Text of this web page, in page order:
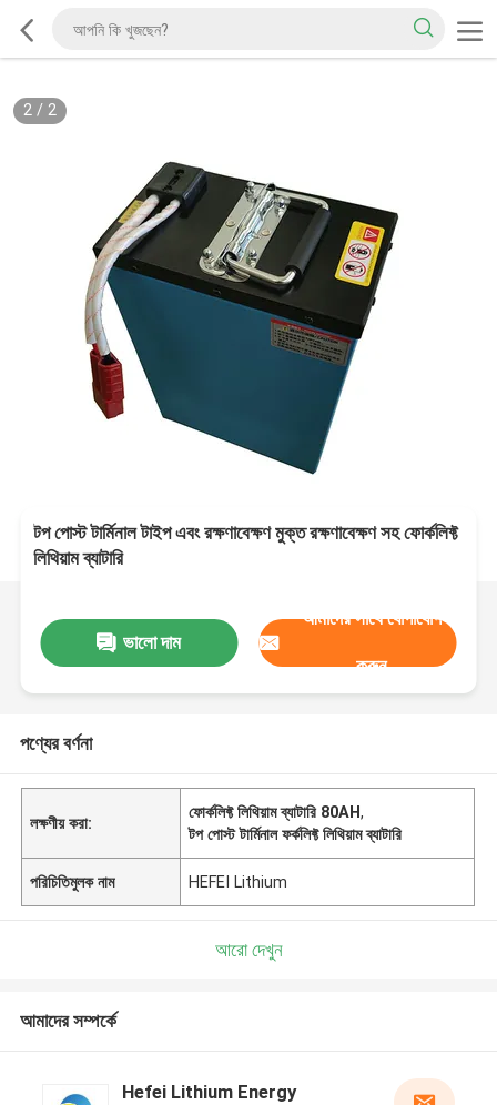
2/ 2
টপ পোস্ট টার্মিনাল টাইপ এবং রক্ষণাবেক্ষণ মুক্ত রক্ষণাবেক্ষণ সহ ফোর্কলিফ্ট
লিথিয়াম ব্যাটারি
ভালো দাম
আমাদের সাথে যোগাযোগ
করুন
পণ্যের বর্ণনা
লক্ষণীয় করা:
ফোর্কলিফ্ট লিথিয়াম ব্যাটারি 80AH,
টপ পোস্ট টার্মিনাল ফর্কলিফ্ট লিথিয়াম ব্যাটারি
পরিচিতিমুলক নাম HEFEI Lithium
আরো দেখুন
আমাদের সম্পর্কে
Hefei Lithium Energy